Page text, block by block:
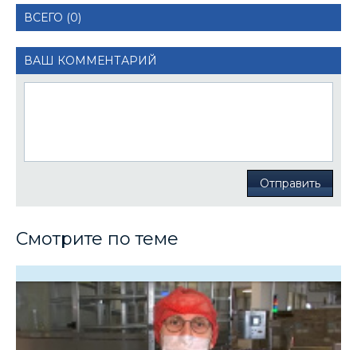
ВСЕГО (0)
ВАШ КОММЕНТАРИЙ
Отправить
Смотрите по теме